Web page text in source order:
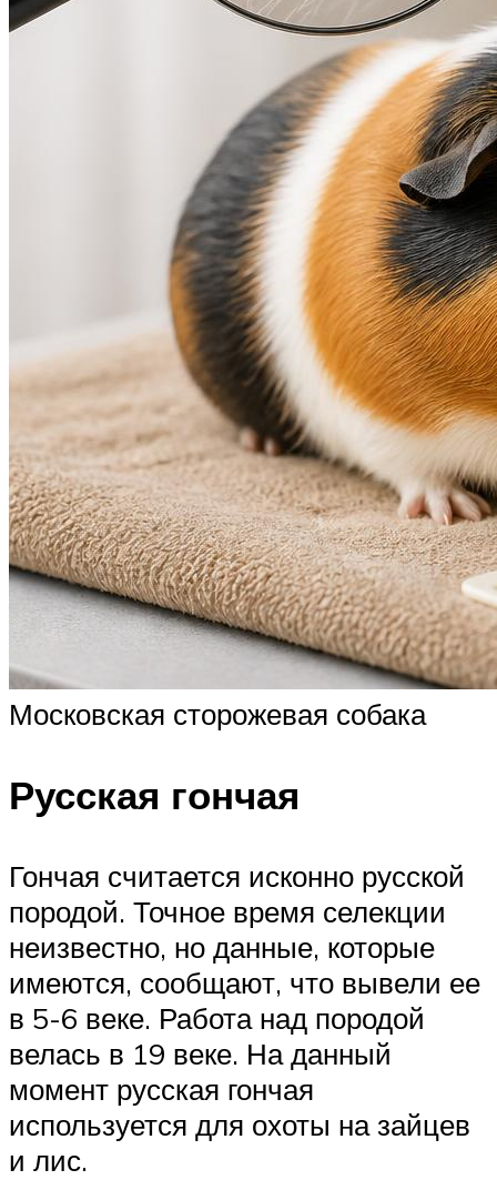
Московская сторожевая собака
Русская гончая
Гончая считается исконно русской
породой. Точное время селекции
неизвестно, но данные, которые
имеются, сообщают, что вывели ее
в 5-6 веке. Работа над породой
велась в 19 веке. На данный
момент русская гончая
используется для охоты на зайцев
и лис.